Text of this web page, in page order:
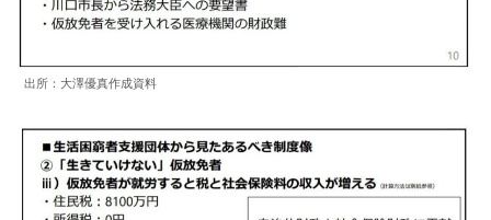
出所：大澤優真作成資料